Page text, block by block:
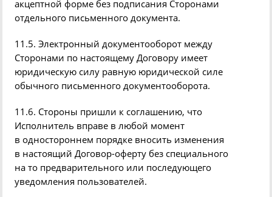
акцептной форме без подписания Сторонами
отдельного письменного документа.
11.5. Электронный документооборот между
Сторонами по настоящему Договору имеет
юридическую силу равную юридической силе
обычного письменного документооборота.
11.6. Стороны пришли к соглашению, что
Исполнитель вправе в любой момент
в одностороннем порядке вносить изменения
в настоящий Договор-оферту без специального
на то предварительного или последующего
уведомления пользователей.